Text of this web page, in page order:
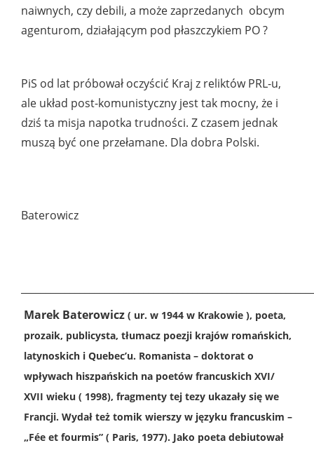
naiwnych, czy debili, a może zaprzedanych obcym
agenturom, działającym pod płaszczykiem PO ?
PiS od lat próbował oczyścić Kraj z reliktów PRL-u,
ale układ post-komunistyczny jest tak mocny, że i
dziś ta misja napotka trudności. Z czasem jednak
muszą być one przełamane. Dla dobra Polski.
Baterowicz
Marek Baterowicz ( ur. w 1944 w Krakowie ), poeta,
prozaik, publicysta, tłumacz poezji krajów romańskich,
latynoskich i Quebec’u. Romanista – doktorat o
wpływach hiszpańskich na poetów francuskich XVI/
XVII wieku ( 1998), fragmenty tej tezy ukazały się we
Francji. Wydał też tomik wierszy w języku francuskim –
„Fée et fourmis” ( Paris, 1977). Jako poeta debiutował